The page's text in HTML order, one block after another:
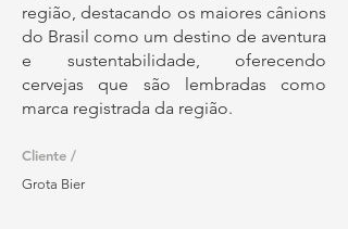
região, destacando os maiores cânions
do Brasil como um destino de aventura
e sustentabilidade, oferecendo
cervejas que são lembradas como
marca registrada da região.
Cliente /
Grota Bier